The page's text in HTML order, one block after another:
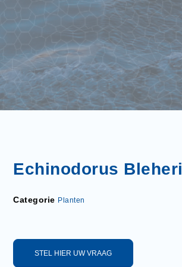
Echinodorus Bleheri
Categorie Planten
STEL HIER UW VRAAG